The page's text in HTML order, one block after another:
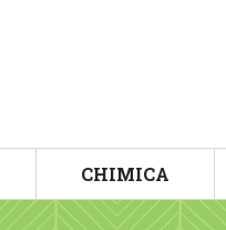
CHIMICA